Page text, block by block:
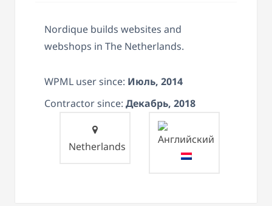
Nordique builds websites and
webshops in The Netherlands.
WPML user since: Июль, 2014
Contractor since: Декабрь, 2018
Netherlands